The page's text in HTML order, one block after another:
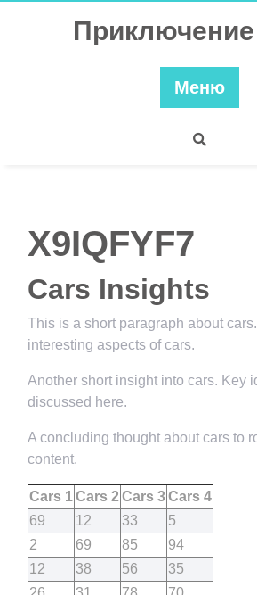
Меню
X9IQFYF7
Cars Insights
This is a short paragraph about
interesting aspects of cars.
Another short insight into cars. Key
discussed here.
A concluding thought about cars to
content.
Cars 1Cars 2 Cars 3Cars 4
69
12 33
5
2
69 85
94
12
38 56
35